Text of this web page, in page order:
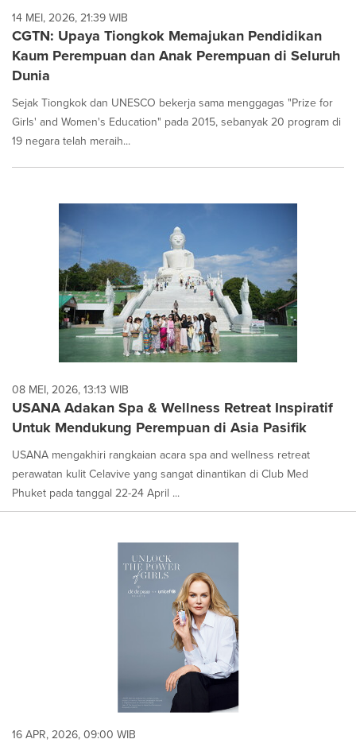
14 MEI, 2026, 21:39 WIB
CGTN: Upaya Tiongkok Memajukan Pendidikan
Kaum Perempuan dan Anak Perempuan di Seluruh
Dunia
Sejak Tiongkok dan UNESCO bekerja sama menggagas "Prize for
Girls' and Women's Education" pada 2015, sebanyak 20 program di
19 negara telah meraih...
08 MEI, 2026, 13:13 WIB
USANA Adakan Spa & Wellness Retreat Inspiratif
Untuk Mendukung Perempuan di Asia Pasifik
USANA mengakhiri rangkaian acara spa and wellness retreat
perawatan kulit Celavive yang sangat dinantikan di Club Med
Phuket pada tanggal 22-24 April ...
16 APR, 2026, 09:00 WIB